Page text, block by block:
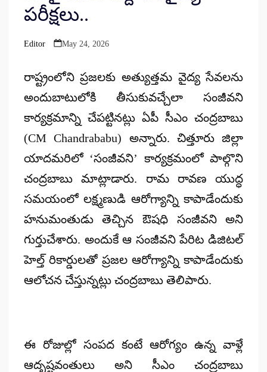
పరీక్షలు..
Posted
Editor May 24, 2026
రాష్ట్రంలోని ప్రజలకు అత్యుత్తమ వైద్య సేవలను
అందుబాటులోకి తీసుకువచ్చేలా సంజీవని
కార్యక్రమాన్ని చేపట్టినట్లు ఏపీ సీఎం చంద్రబాబు
(CM Chandrababu) అన్నారు. చిత్తూరు జిల్లా
యాదమరిలో ‘సంజీవని’ కార్యక్రమంలో పాల్గొని
చంద్రబాబు మాట్లాడారు. రామ రావణ యుద్ధ
సమయంలో లక్ష్మణుడి ఆరోగ్యాన్ని కాపాడేందుకు
హనుమంతుడు తెచ్చిన ఔషధి సంజీవని అని
గుర్తుచేశారు. అందుకే ఆ సంజీవని పేరిట డిజిటల్
హెల్త్ రికార్డులతో ప్రజల ఆరోగ్యాన్ని కాపాడేందుకు
ఆలోచన చేస్తున్నట్లు చంద్రబాబు తెలిపారు.
ఈ రోజుల్లో సంపద కంటే ఆరోగ్యం ఉన్న వాళ్లే
ఆదృష్టవంతులు అని సీఎం చంద్రబాబు